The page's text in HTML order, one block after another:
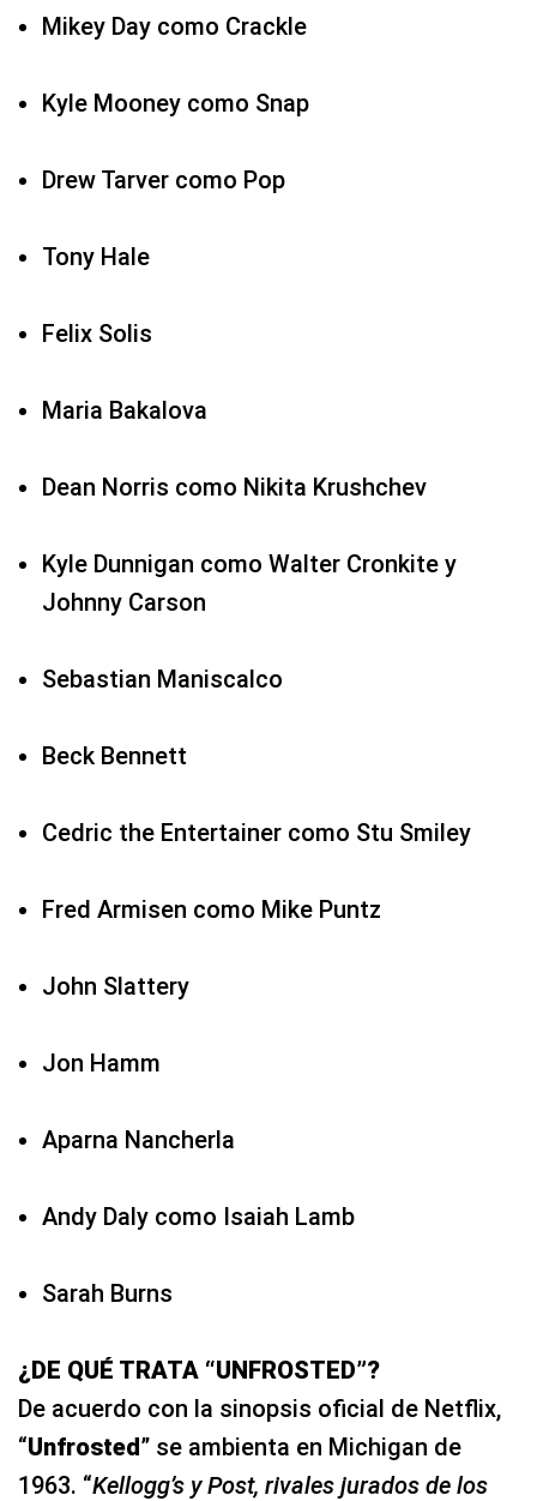
Mikey Day como Crackle
Kyle Mooney como Snap
Drew Tarver como Pop
Tony Hale
Felix Solis
Maria Bakalova
Dean Norris como Nikita Krushchev
Kyle Dunnigan como Walter Cronkite y
Johnny Carson
Sebastian Maniscalco
Beck Bennett
Cedric the Entertainer como Stu Smiley
Fred Armisen como Mike Puntz
John Slattery
Jon Hamm
Aparna Nancherla
Andy Daly como Isaiah Lamb
Sarah Burns
¿DE QUÉ TRATA “UNFROSTED”?
De acuerdo con la sinopsis oficial de Netflix,
“Unfrosted” se ambienta en Michigan de
1963. “Kellogg’s y Post, rivales jurados de los